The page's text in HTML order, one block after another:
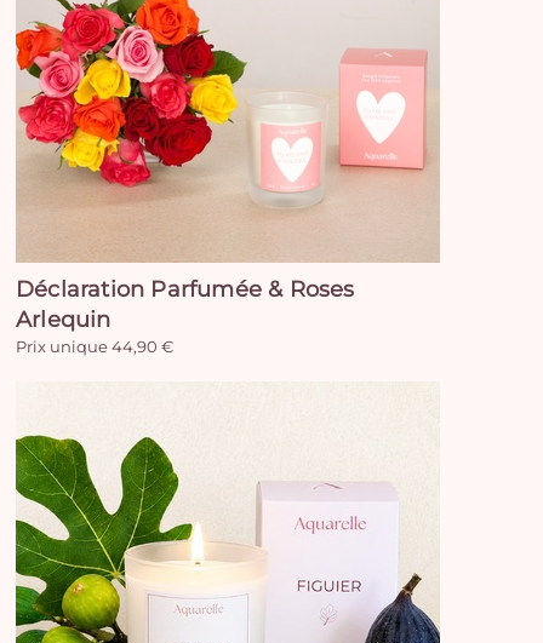
Déclaration Parfumée & Roses
Arlequin
Prix unique 44,90 €